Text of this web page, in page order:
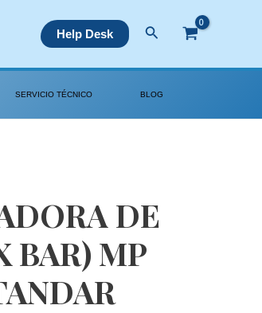
Help Desk Buscar
SERVICIO TÉCNICO BLOG
DE
BAR) MP